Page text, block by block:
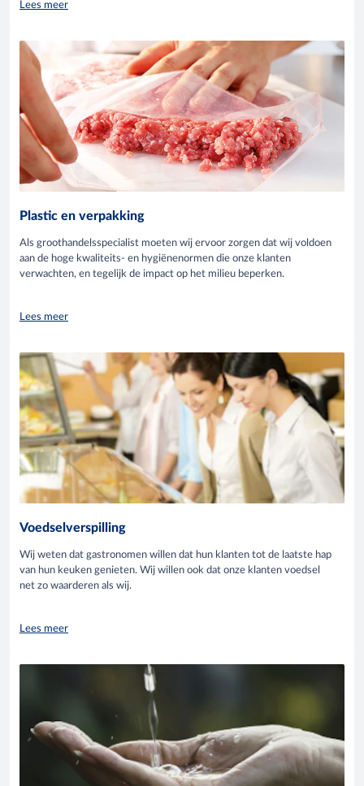
Lees meer
Plastic en verpakking
Als groothandelsspecialist moeten wij ervoor zorgen dat wij voldoen
aan de hoge kwaliteits- en hygiënenormen die onze klanten
verwachten, en tegelijk de impact op het milieu beperken.
Lees meer
Voedselverspilling
Wij weten dat gastronomen willen dat hun klanten tot de laatste hap
van hun keuken genieten. Wij willen ook dat onze klanten voedsel
net zo waarderen als wij.
Lees meer